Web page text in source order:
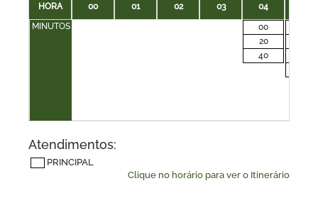
HORA 00 01 02 03 04
MINUTOS
00
20
40
Atendimentos:
PRINCIPAL
Clique no horário para ver o Itinerário